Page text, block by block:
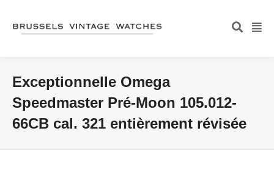
Exceptionnelle Omega
Speedmaster Pré-Moon 105.012-
66CB cal. 321 entièrement révisée